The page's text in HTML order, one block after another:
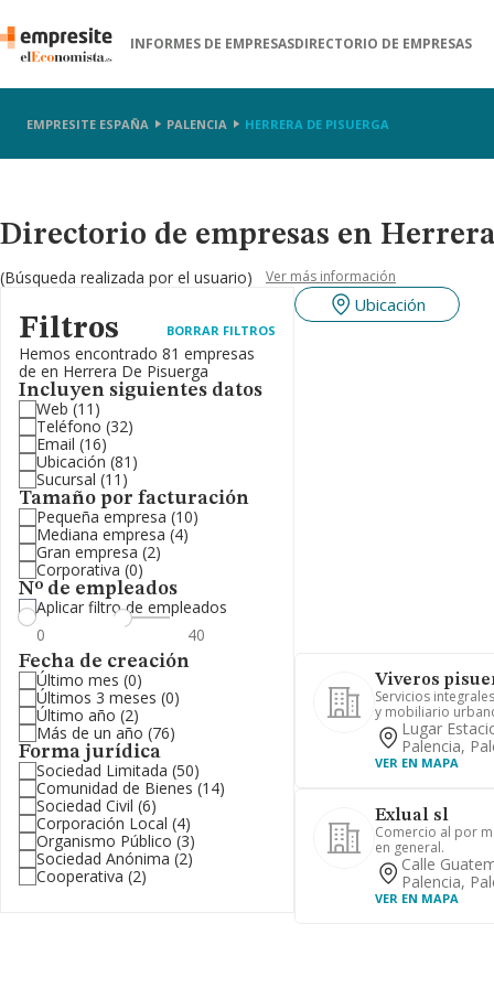
INFORMES DE EMPRESASDIRECTORIO DE EMPRESAS
EMPRESITE ESPAÑA PALENCIA HERRERA DE PISUERGA
Directorio de empresas en
(Búsqueda realizada por el usuario) Ver más información
Filtros BORRAR FILTROS
Hemos encontrado 81 empresas
de en Herrera De Pisuerga
Incluyen siguientes datos
Web (11)
Teléfono (32)
Email (16)
Ubicación (81)
Sucursal (11)
Tamaño por facturación
Pequeña empresa (10)
Mediana empresa (4)
Gran empresa (2)
Corporativa (0)
Nº de empleados
Aplicar filtro de empleados
Fecha de creación
Último mes (0)
Últimos 3 meses (0)
Último año (2)
Más de un año (76)
Forma jurídica
Sociedad Limitada (50)
Comunidad de Bienes (14)
Sociedad Civil (6)
Corporación Local (4)
Organismo Público (3)
Sociedad Anónima (2)
Cooperativa (2)
Ubicación
Viveros
Servicios
y mobiliario
Lugar
Palencia,
VER EN MAPA
Exlual sl
Comercio al por
en general.
Calle
Palencia,
VER EN MAPA